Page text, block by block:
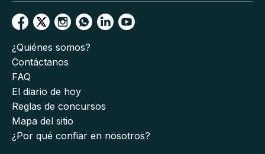
¿Quiénes somos?
Contáctanos
FAQ
El diario de hoy
Reglas de concursos
Mapa del sitio
¿Por qué confiar en nosotros?